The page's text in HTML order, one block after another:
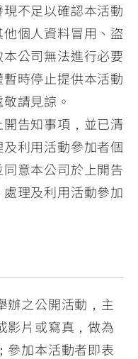
不足以確認本活動
個人資料冒用、盜
公司無法進行必要
時停止提供本活動
請見諒。
告知事項，並已清
利用活動參加者個
意本公司於上開告
理及利用活動參加
辦之公開活動，主
影片或寫真，做為
參加本活動者即表